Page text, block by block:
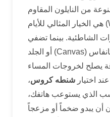
من النايلون المقاوم
للماء (Waterproof Nylon) هي الخيار المثالي للأيام
الشاطئية. بينما تضفي
الحقائب المصنوعة من الكانفاس (Canvas) أو الجلد
يصلح لخروجات المساء
اختيار شنطه كروس،
الذي يستوعب هاتفك،
أن يبدو ضخماً أو مزعجاً